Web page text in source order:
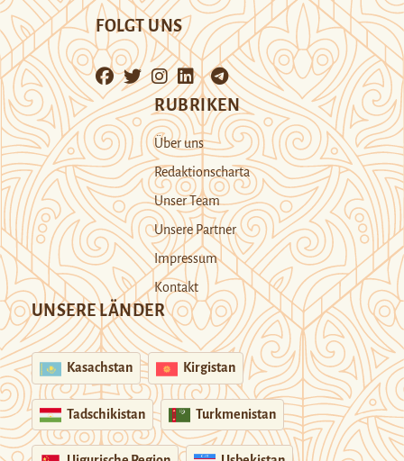
FOLGT UNS
RUBRIKEN
Über uns
Redaktionscharta
Unser Team
Unsere Partner
Impressum
Kontakt
UNSERE LÄNDER
Kasachstan Kirgistan
Tadschikistan Turkmenistan